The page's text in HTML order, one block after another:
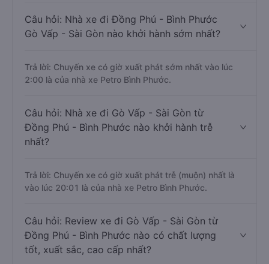
Câu hỏi: Nhà xe đi Đồng Phú - Bình Phước
Gò Vấp - Sài Gòn nào khởi hành sớm nhất?
Trả lời: Chuyến xe có giờ xuất phát sớm nhất vào lúc
2:00 là của nhà xe Petro Bình Phước.
Câu hỏi: Nhà xe đi Gò Vấp - Sài Gòn từ
Đồng Phú - Bình Phước nào khởi hành trễ
nhất?
Trả lời: Chuyến xe có giờ xuất phát trễ (muộn) nhất là
vào lúc 20:01 là của nhà xe Petro Bình Phước.
Câu hỏi: Review xe đi Gò Vấp - Sài Gòn từ
Đồng Phú - Bình Phước nào có chất lượng
tốt, xuất sắc, cao cấp nhất?